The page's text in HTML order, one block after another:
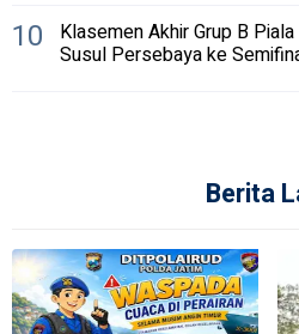
10 Klasemen Akhir Grup B
Susul Persebaya ke
Berita